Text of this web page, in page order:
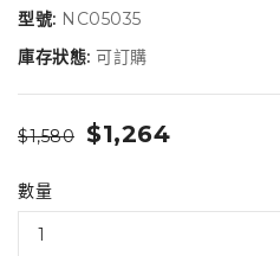
型號: NC05035
庫存狀態: 可訂購
$1,580 $1,264
數量